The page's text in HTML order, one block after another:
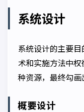
系统设计
系统设计的主要
术和实施方法中
种资源，最终勾
概要设计